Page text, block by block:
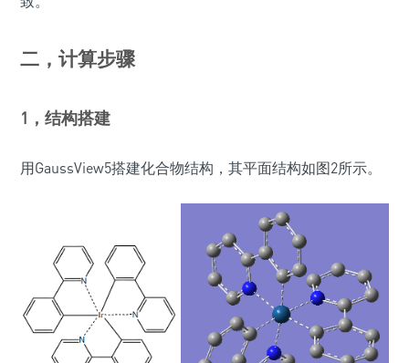
二，计算步骤
1，结构搭建
用GaussView5搭建化合物结构，其平面结构如图2所示。